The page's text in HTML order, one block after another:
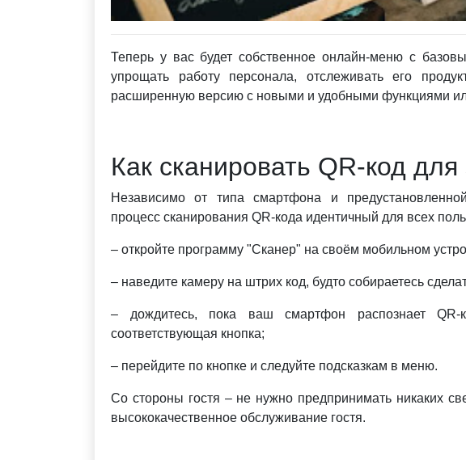
Теперь у вас будет собственное онлайн-меню с
упрощать работу персонала, отслеживать его
расширенную версию с новыми и удобными функциями
Как сканировать QR-код для
Независимо от типа смартфона и
процесс сканирования QR-кода идентичный для всех
– откройте программу "Сканер" на своём мобильном
– наведите камеру на штрих код, будто собираетесь
– дождитесь, пока ваш смартфон распознает
соответствующая кнопка;
– перейдите по кнопке и следуйте подсказкам в меню.
Со стороны гостя – не нужно предпринимать никаких
высококачественное обслуживание гостя.